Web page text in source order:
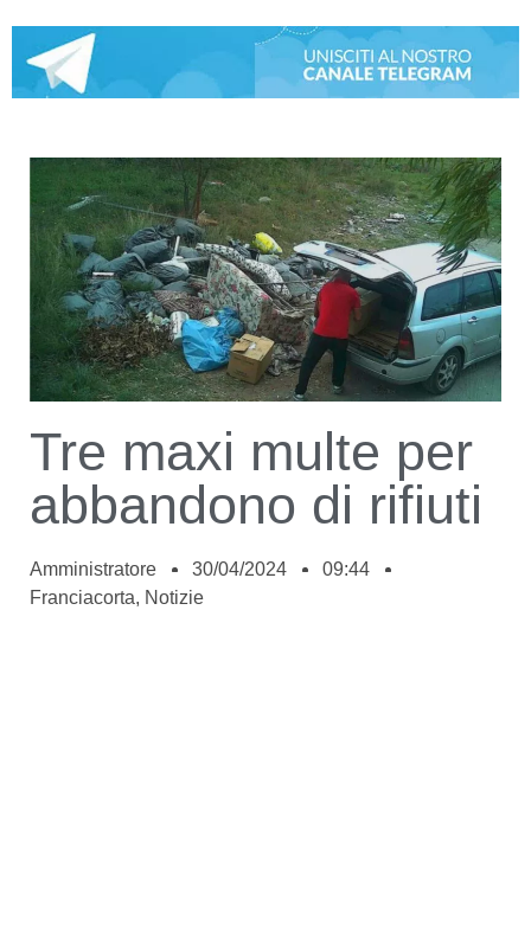
Tre maxi multe per
abbandono di rifiuti
Amministratore 30/04/2024
09:44
Franciacorta, Notizie